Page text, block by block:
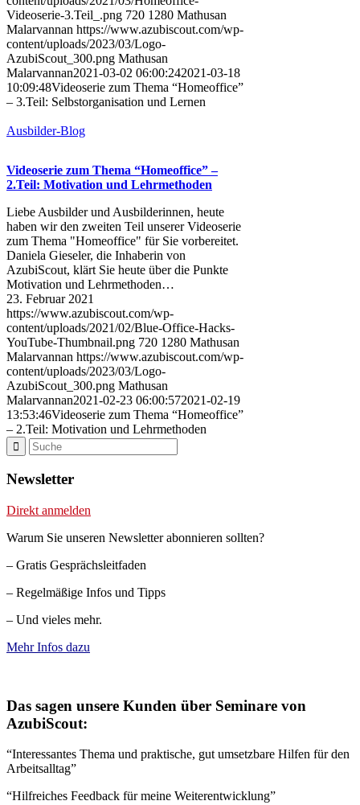
Videoserie-3.Teil_.png 720 1280 Mathusan
Malarvannan https://www.azubiscout.com/wp-
content/uploads/2023/03/Logo-
AzubiScout_300.png Mathusan
Malarvannan2021-03-02 06:00:242021-03-18
10:09:48Videoserie zum Thema “Homeoffice”
– 3.Teil: Selbstorganisation und Lernen
Ausbilder-Blog
Videoserie zum Thema “Homeoffice” –
2.Teil: Motivation und Lehrmethoden
Liebe Ausbilder und Ausbilderinnen, heute
haben wir den zweiten Teil unserer Videoserie
zum Thema "Homeoffice" für Sie vorbereitet.
Daniela Gieseler, die Inhaberin von
AzubiScout, klärt Sie heute über die Punkte
Motivation und Lehrmethoden…
23. Februar 2021
https://www.azubiscout.com/wp-
content/uploads/2021/02/Blue-Office-Hacks-
YouTube-Thumbnail.png 720 1280 Mathusan
Malarvannan https://www.azubiscout.com/wp-
content/uploads/2023/03/Logo-
AzubiScout_300.png Mathusan
Malarvannan2021-02-23 06:00:572021-02-19
13:53:46Videoserie zum Thema “Homeoffice”
– 2.Teil: Motivation und Lehrmethoden
Newsletter
Direkt anmelden
Warum Sie unseren Newsletter abonnieren sollten?
– Gratis Gesprächsleitfaden
– Regelmäßige Infos und Tipps
– Und vieles mehr.
Mehr Infos dazu
Das sagen unsere Kunden über Seminare von
AzubiScout:
“Interessantes Thema und praktische, gut umsetzbare Hilfen für den
Arbeitsalltag”
“Hilfreiches Feedback für meine Weiterentwicklung”